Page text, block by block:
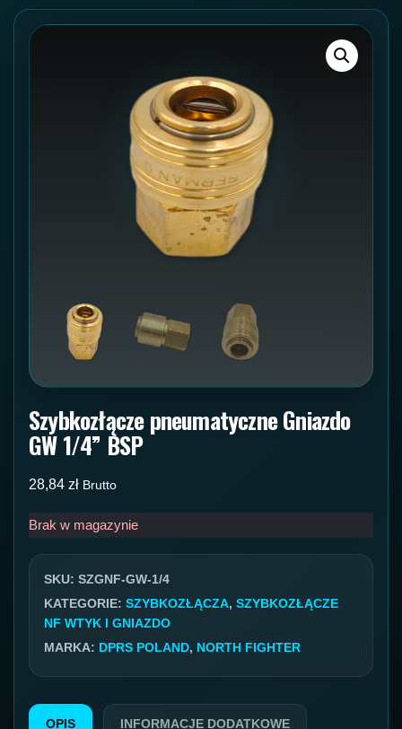
Szybkozłącze pneumatyczne Gniazdo
GW 1/4” BSP
28,84 zł Brutto
Brak w magazynie
SKU: SZGNF-GW-1/4
KATEGORIE: SZYBKOZŁĄCZA, SZYBKOZŁĄCZE
NF WTYK I GNIAZDO
MARKA: DPRS POLAND, NORTH FIGHTER
OPIS INFORMACJE DODATKOWE